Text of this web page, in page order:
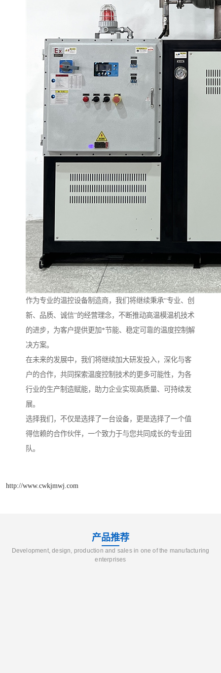
作为专业的温控设备制造商，我们将继续秉承“专业、创
新、品质、诚信”的经营理念，不断推动高温模温机技术
的进步，为客户提供更加*节能、稳定可靠的温度控制解
决方案。
在未来的发展中，我们将继续加大研发投入，深化与客
户的合作，共同探索温度控制技术的更多可能性，为各
行业的生产制造赋能，助力企业实现高质量、可持续发
展。
选择我们，不仅是选择了一台设备，更是选择了一个值
得信赖的合作伙伴，一个致力于与您共同成长的专业团
队。
http://www.cwkjmwj.com
产品推荐
Development, design, production and sales in one of the manufacturing
enterprises